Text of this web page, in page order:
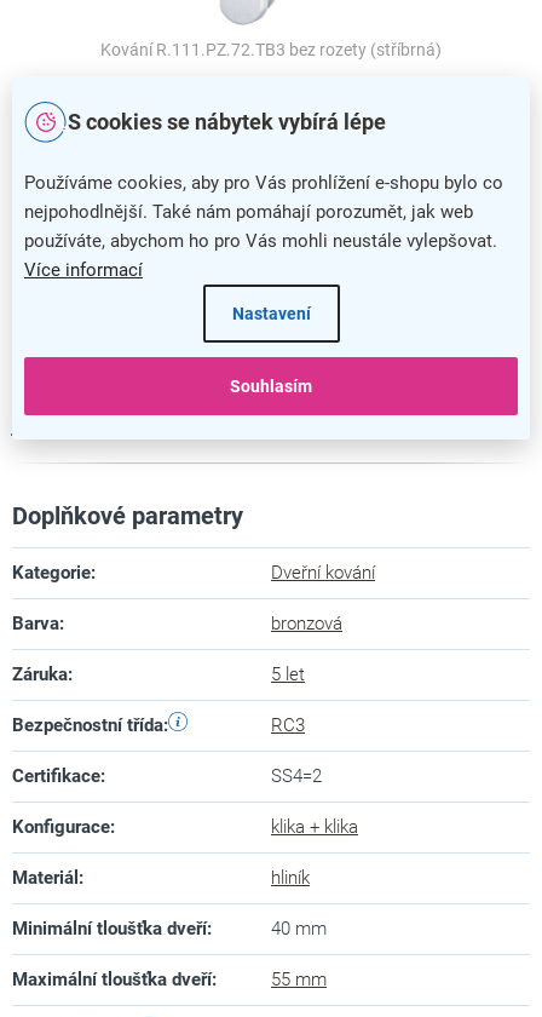
S cookies se nábytek vybírá lépe
Používáme cookies, aby pro Vás prohlížení e-shopu bylo co
nejpohodlnější. Také nám pomáhají porozumět, jak web
používáte, abychom ho pro Vás mohli neustále vylepšovat.
Více informací
Nastavení
Souhlasím
Kování R.111.PZ.72.TB3 bez rozety (stříbrná)
Bezpečnostní kování R.111.PZ72.TB3 – bez
rozety
Masivní kov vašim vstupním dveřím dodá na eleganci
také na bezpečnosti. Toto kování je certifikováno vetřídě
RC3, takže v kombinaci se stejně kvalitní vložkou nabídne
velmi dobré zabezpečení.
od 40 do 55 mm
Kování nemá vratnou pružinu a je možné jej namontovat
Doplňkové parametry
Kategorie: Dveřní kování
Barva: bronzová
Záruka: 5 let
Bezpečnostní třída: RC3
Certifikace: SS4=2
Konfigurace: klika + klika
Materiál : hliník
Minimální tloušťka dveří: 40 mm
Maximální tloušťka dveří: 55 mm